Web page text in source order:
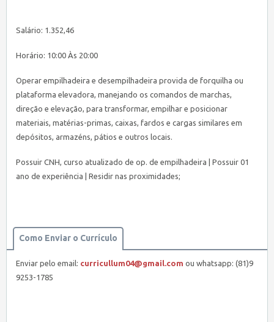
Salário: 1.352,46
Horário: 10:00 Às 20:00
Operar empilhadeira e desempilhadeira provida de forquilha ou
plataforma elevadora, manejando os comandos de marchas,
direção e elevação, para transformar, empilhar e posicionar
materiais, matérias-primas, caixas, fardos e cargas similares em
depósitos, armazéns, pátios e outros locais.
Possuir CNH, curso atualizado de op. de empilhadeira | Possuir 01
ano de experiência | Residir nas proximidades;
Como Enviar o Currículo
Enviar pelo email: curricullum04@gmail.com ou whatsapp: (81)9
9253-1785